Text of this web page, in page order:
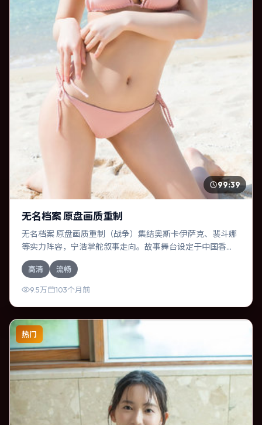
99:39
无名档案 原盘画质重制
无名档案 原盘画质重制（战争）集结奥斯卡·伊萨克、裴斗娜
等实力阵容，宁浩掌舵叙事走向。故事舞台设定于中国香
港，围绕一次意外选择展开连锁反应；配乐与色彩高度服务
于主题，结尾留白耐人寻味。
高清 流畅
9.5万 103个月前
热门